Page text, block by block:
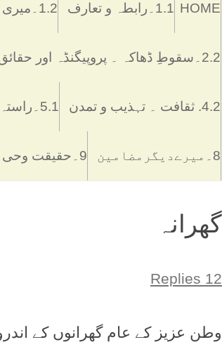
HOME 1.1۔رابطہ و تعارف 1.2۔میری امّی
2.2۔سقوطِ ڈھاکہ ۔ پروپیگنڈہ اور حقائق
4.2. ثقافت ۔ تہذیب و تمدن 5.1۔راستہ صرف ایک
8۔میرےدیگرمضامین 9۔حقیقت وحی
گھرانہ
12 Replies
وطنِ عزيز کے عام گھرانوں کے